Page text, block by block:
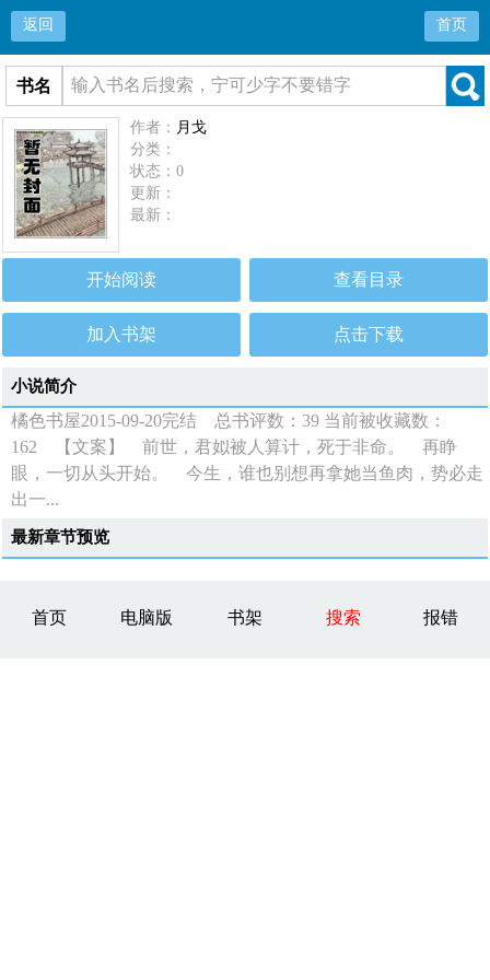
返回 首页
书名
作者： 月戈
分类：
状态：0
更新：
最新：
开始阅读 查看目录
加入书架 点击下载
小说简介
橘色书屋2015-09-20完结 总书评数：39 当前被收藏数：
162 【文案】 前世，君姒被人算计，死于非命。 再睁
眼，一切从头开始。 今生，谁也别想再拿她当鱼肉，势必走
出一...
最新章节预览
首页 电脑版 书架 搜索 报错